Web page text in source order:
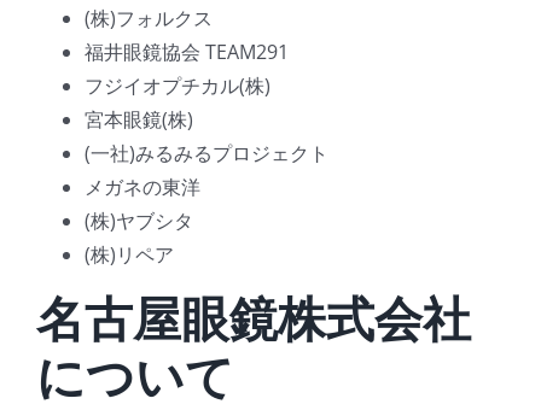
(株)フォルクス
福井眼鏡協会 TEAM291
フジイオプチカル(株)
宮本眼鏡(株)
(一社)みるみるプロジェクト
メガネの東洋
(株)ヤブシタ
(株)リペア
名古屋眼鏡株式会社
について